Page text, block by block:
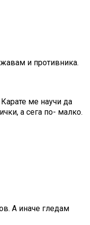
и противника.
ме научи да
а сега по- малко.
А иначе гледам